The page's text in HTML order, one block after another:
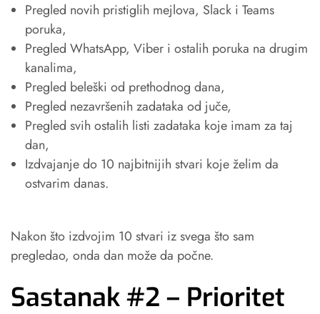
Pregled novih pristiglih mejlova, Slack i Teams
poruka,
Pregled WhatsApp, Viber i ostalih poruka na drugim
kanalima,
Pregled beleški od prethodnog dana,
Pregled nezavršenih zadataka od juče,
Pregled svih ostalih listi zadataka koje imam za taj
dan,
Izdvajanje do 10 najbitnijih stvari koje želim da
ostvarim danas.
Nakon što izdvojim 10 stvari iz svega što sam
pregledao, onda dan može da počne.
Sastanak #2 – Prioritet